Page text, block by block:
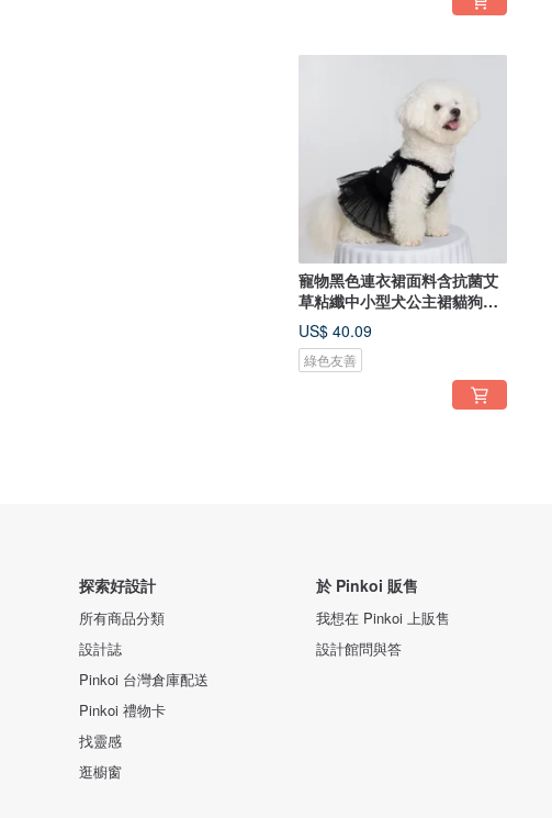
寵物黑色連衣裙面料含抗菌艾
草粘纖中小型犬公主裙貓狗通
用
US$ 40.09
綠色友善
探索好設計
所有商品分類
設計誌
Pinkoi 台灣倉庫配送
Pinkoi 禮物卡
找靈感
逛櫥窗
於 Pinkoi 販售
我想在 Pinkoi 上販售
設計館問與答